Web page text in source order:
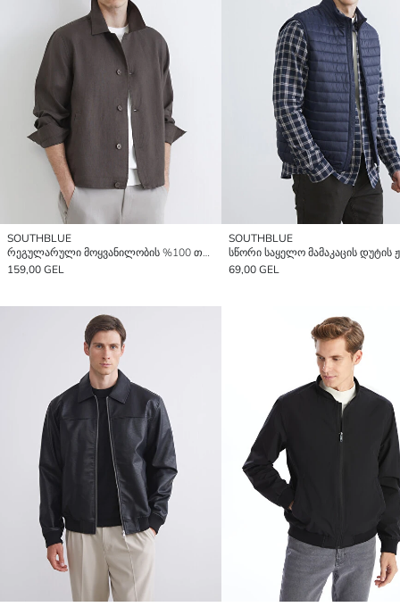
SOUTHBLUE
რეგულარული მოყვანილობის %100 თეთრეულის მამაკაცის ჟაკეტი
159,00 GEL
SOUTHBLUE
სწორი საყელო მამაკაცის დუტის
69,00 GEL